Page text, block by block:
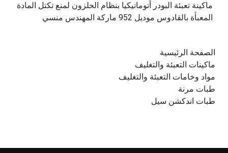
‫ماكينة تعبئة البودر أتوماتيكيا بنظام الحلزون لمنع تكتل المادة
الصفحة الرئيسية
ماكينات التعبئة والتغليف
مواد وخامات التعبئة والتغليف
طبات مرنة
طبات اندكشن سيل